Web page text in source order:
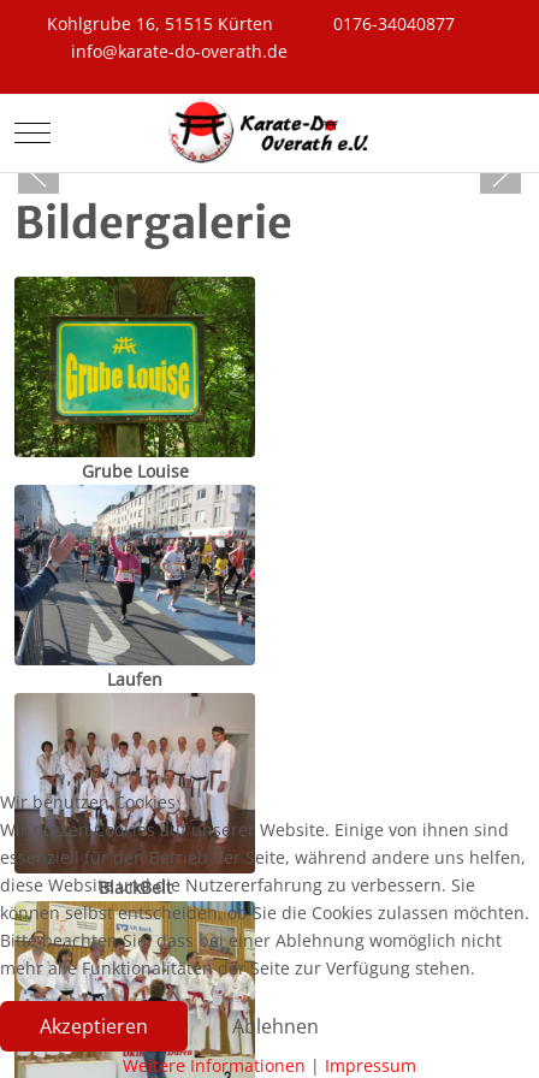
Kohlgrube 16, 51515 Kürten
0176-34040877
info@karate-do-overath.de
Mobile Menu Toggle
Bildergalerie
Grube Louise
Laufen
BlackBelt
Wir benutzen Cookies
Wir nutzen Cookies auf unserer Website. Einige von ihnen sind
essenziell für den Betrieb der Seite, während andere uns helfen,
diese Website und die Nutzererfahrung zu verbessern. Sie
können selbst entscheiden, ob Sie die Cookies zulassen möchten.
Bitte beachten Sie, dass bei einer Ablehnung womöglich nicht
mehr alle Funktionalitäten der Seite zur Verfügung stehen.
Akzeptieren Ablehnen
Weitere Informationen | Impressum